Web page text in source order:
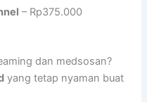
– Rp375.000
dan medsosan?
yang tetap nyaman buat